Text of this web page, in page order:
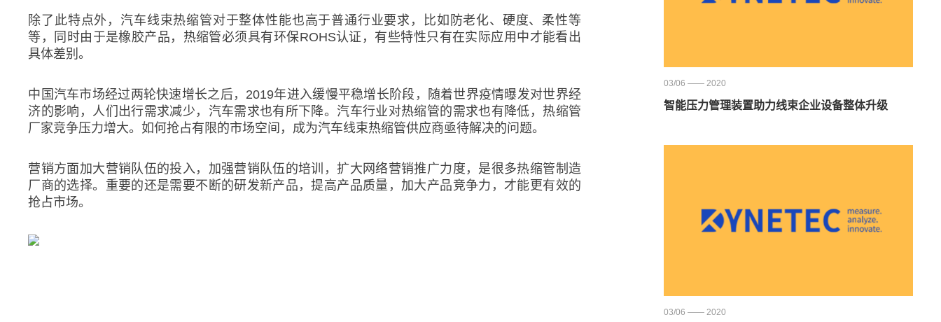
除了此特点外，汽车线束热缩管对于整体性能也高于普通行业要求，比如防老化、硬度、柔性等
等，同时由于是橡胶产品，热缩管必须具有环保ROHS认证，有些特性只有在实际应用中才能看出
具体差别。
中国汽车市场经过两轮快速增长之后，2019年进入缓慢平稳增长阶段，随着世界疫情曝发对世界经
济的影响，人们出行需求减少，汽车需求也有所下降。汽车行业对热缩管的需求也有降低，热缩管
厂家竞争压力增大。如何抢占有限的市场空间，成为汽车线束热缩管供应商亟待解决的问题。
营销方面加大营销队伍的投入，加强营销队伍的培训，扩大网络营销推广力度，是很多热缩管制造
厂商的选择。重要的还是需要不断的研发新产品，提高产品质量，加大产品竞争力，才能更有效的
抢占市场。
03/06 —— 2020
智能压力管理装置助力线束企业设备整体升级
03/06 —— 2020